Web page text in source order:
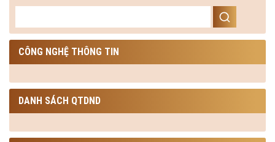
CÔNG NGHỆ THÔNG TIN
DANH SÁCH QTDND